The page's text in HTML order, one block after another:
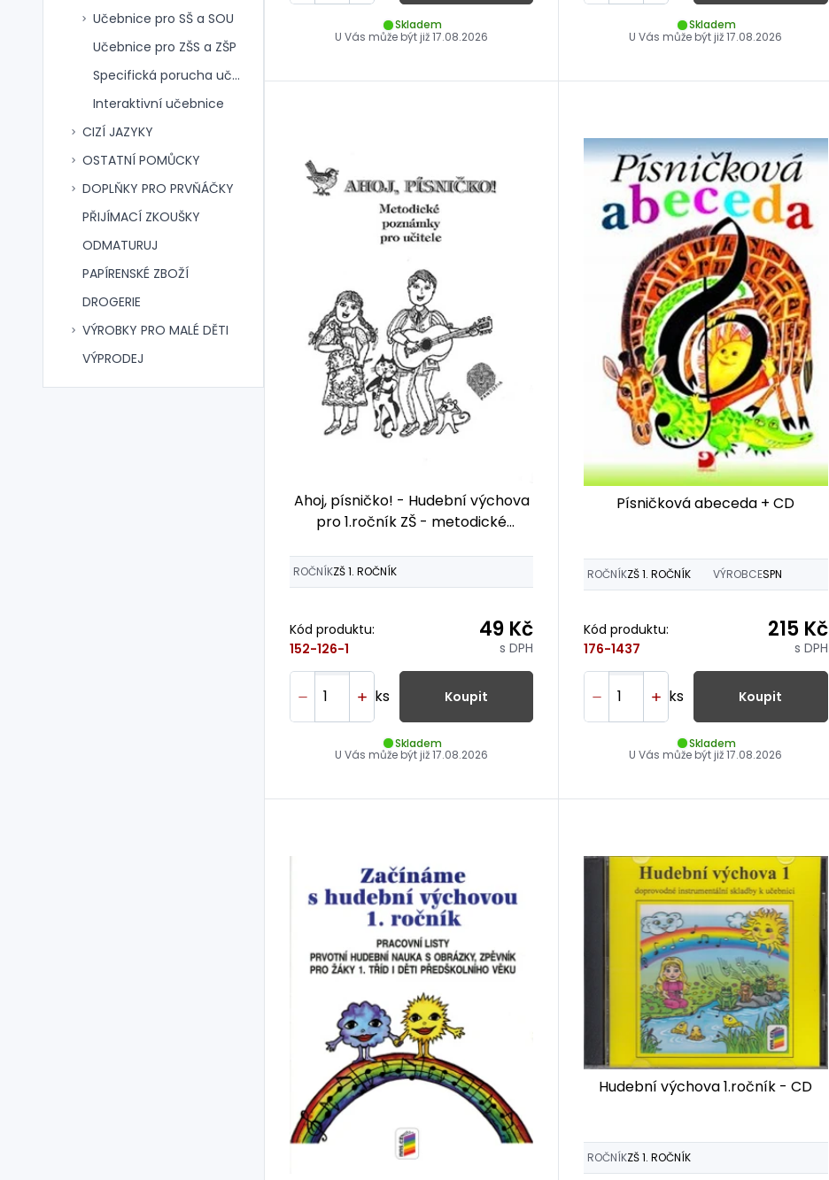
Učebnice pro SŠ a SOU
Učebnice pro ZŠS a ZŠP
Specifická porucha učení
Interaktivní učebnice
CIZÍ JAZYKY
OSTATNÍ POMŮCKY
DOPLŇKY PRO PRVŇÁČKY
PŘIJÍMACÍ ZKOUŠKY
ODMATURUJ
PAPÍRENSKÉ ZBOŽÍ
DROGERIE
VÝROBKY PRO MALÉ DĚTI
VÝPRODEJ
Skladem
U Vás může být již17.08.2026
Skladem
U Vás může být již17.08.2026
Ahoj, písničko! - Hudební výchova
pro 1.ročník ZŠ - metodické
ROČNÍKZŠ 1. ROČNÍK
Kód produktu:
152-126-1
49 Kč
s DPH
ks Koupit
Skladem
U Vás může být již17.08.2026
Písničková abeceda + CD
ROČNÍKZŠ 1. ROČNÍK VÝROBCESPN
Kód produktu:
176-1437
215 Kč
s DPH
ks Koupit
Skladem
U Vás může být již17.08.2026
Hudební výchova 1.ročník - CD
ROČNÍKZŠ 1. ROČNÍK